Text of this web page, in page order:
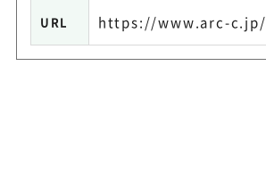
URL https://www.arc-c.jp/